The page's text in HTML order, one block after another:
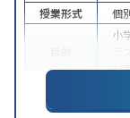
授業形式
個
小
テ
対